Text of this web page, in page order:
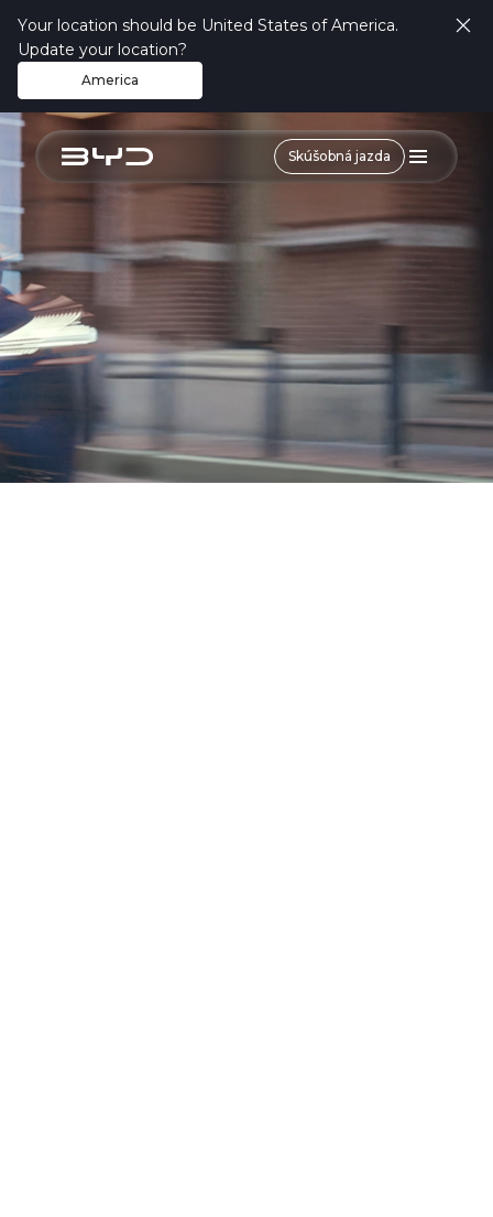
Your location should be United States of America.
Update your location?
America
Skúšobná jazda
Exteriér Interiér